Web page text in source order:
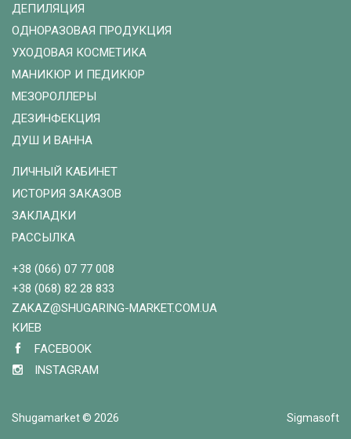
ДЕПИЛЯЦИЯ
ОДНОРАЗОВАЯ ПРОДУКЦИЯ
УХОДОВАЯ КОСМЕТИКА
МАНИКЮР И ПЕДИКЮР
МЕЗОРОЛЛЕРЫ
ДЕЗИНФЕКЦИЯ
ДУШ И ВАННА
ЛИЧНЫЙ КАБИНЕТ
ИСТОРИЯ ЗАКАЗОВ
ЗАКЛАДКИ
РАССЫЛКА
+38 (066) 07 77 008
+38 (068) 82 28 833
ZAKAZ@SHUGARING-MARKET.COM.UA
КИЕВ
FACEBOOK
INSTAGRAM
Shugamarket © 2026 Sigmasoft